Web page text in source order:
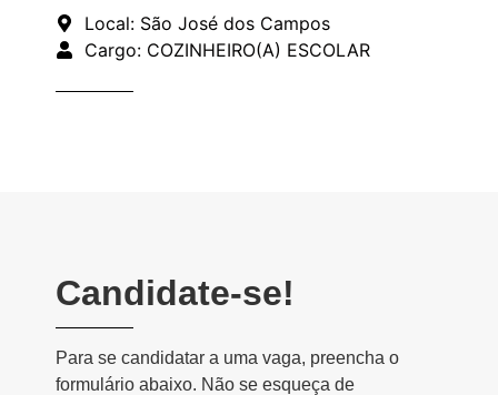
Local: São José dos Campos
Cargo: COZINHEIRO(A) ESCOLAR
Candidate-se!
Para se candidatar a uma vaga, preencha o
formulário abaixo. Não se esqueça de